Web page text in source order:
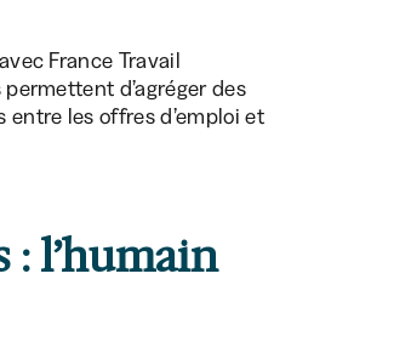
France Travail
d’agréger des
entre les offres d’emploi et
l’humain